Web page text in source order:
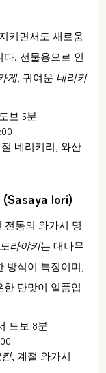
키면서도 새로움
. 선물용으로 인
게, 귀여운 네리키
보 5분
네리키리, 와산
Iori)
전통의 와가시 명
도라야키는 대나무
방식이 특징이며,
단맛이 일품입
도보 8분
칸, 계절 와가시